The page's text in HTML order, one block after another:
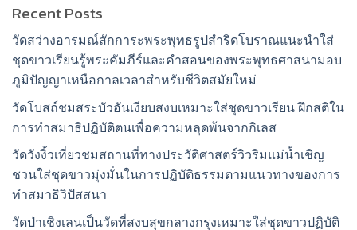
Recent Posts
วัดสว่างอารมณ์สักการะพระพุทธรูปสำริดโบราณแนะนำใส่
ชุดขาวเรียนรู้พระคัมภีร์และคำสอนของพระพุทธศาสนามอบ
ภูมิปัญญาเหนือกาลเวลาสำหรับชีวิตสมัยใหม่
วัดโบสถ์ชมสระบัวอันเงียบสงบเหมาะใส่ชุดขาวเรียน ฝึกสติใน
การทำสมาธิปฏิบัติตนเพื่อความหลุดพ้นจากกิเลส
วัดวังงิ้วเที่ยวชมสถานที่ทางประวัติศาสตร์วิวริมแม่น้ำเชิญ
ชวนใส่ชุดขาวมุ่งมั่นในการปฏิบัติธรรมตามแนวทางของการ
ทำสมาธิวิปัสสนา
วัดป่าเชิงเลนเป็นวัดที่สงบสุขกลางกรุงเหมาะใส่ชุดขาวปฏิบัติ